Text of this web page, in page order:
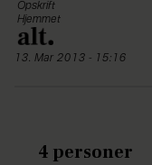
Opskrift
Hjemmet
13. Mar 2013 - 15:16
4 personer